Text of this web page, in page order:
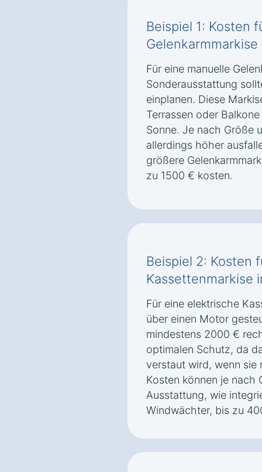
Beispiel 1: Kosten
Für eine manuelle
Sonderausstattung
einplanen. Diese
Terrassen oder
Sonne. Je nach Größe
allerdings höher
größere
zu 1500 € kosten.
Beispiel 2: Kosten
Kassettenmarkise
Für eine elektrische
über einen Motor
mindestens 2000 €
optimalen Schutz, da
verstaut wird, wenn sie
Kosten können je nach
Ausstattung, wie
Windwächter, bis zu